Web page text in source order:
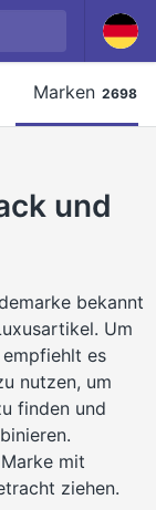
Marken 2698
und
bekannt
Um
es
nutzen, um
finden und
mit
ziehen.